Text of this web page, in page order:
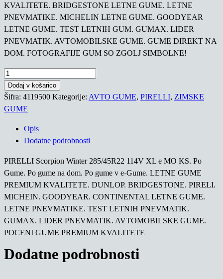
KVALITETE. BRIDGESTONE LETNE GUME. LETNE
PNEVMATIKE. MICHELIN LETNE GUME. GOODYEAR
LETNE GUME. TEST LETNIH GUM. GUMAX. LIDER
PNEVMATIK. AVTOMOBILSKE GUME. GUME DIREKT NA
DOM. FOTOGRAFIJE GUM SO ZGOLJ SIMBOLNE!
PIRELLI
Scorpion
Winter
285/45R22
Dodaj v košarico
Šifra: 4119500 Kategorije: AVTO GUME, PIRELLI, ZIMSKE
GUME
Opis
Dodatne podrobnosti
PIRELLI Scorpion Winter 285/45R22 114V XL e MO KS. Po
Gume. Po gume na dom. Po gume v e-Gume. LETNE GUME
PREMIUM KVALITETE. DUNLOP. BRIDGESTONE. PIRELI.
MICHEIN. GOODYEAR. CONTINENTAL LETNE GUME.
LETNE PNEVMATIKE. TEST LETNIH PNEVMATIK.
GUMAX. LIDER PNEVMATIK. AVTOMOBILSKE GUME.
POCENI GUME PREMIUM KVALITETE
Dodatne podrobnosti